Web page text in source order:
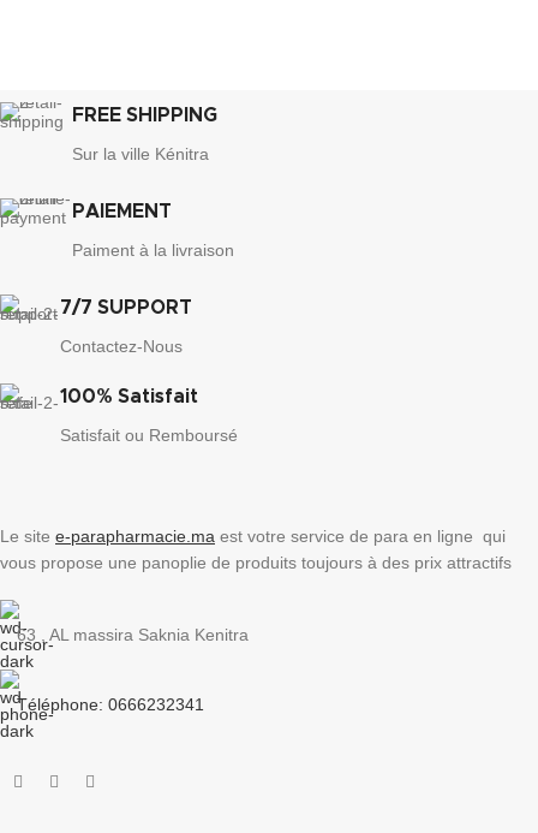
FREE SHIPPING
Sur la ville Kénitra
PAIEMENT
Paiment à la livraison
7/7 SUPPORT
Contactez-Nous
100% Satisfait
Satisfait ou Remboursé
Le site e-parapharmacie.ma est votre service de para en ligne qui
vous propose une panoplie de produits toujours à des prix attractifs
63 , AL massira Saknia Kenitra
Téléphone: 0666232341